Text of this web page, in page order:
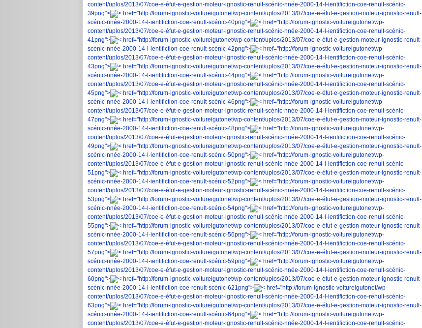
content/uplos/2013/07/coe-e-éfut-e-gestion-moteur-ignostic-renult-scénic-nnée-2000-14-l-ientifiction-coe-renult-scénic-
39png">
< href="http://forum-ignostic-voitureigutonet/wp-content/uplos/2013/07/coe-e-éfut-e-gestion-moteur-ignostic-renult-
scénic-nnée-2000-14-l-ientifiction-coe-renult-scénic-40png">
< href="http://forum-ignostic-voitureigutonet/wp-
content/uplos/2013/07/coe-e-éfut-e-gestion-moteur-ignostic-renult-scénic-nnée-2000-14-l-ientifiction-coe-renult-scénic-
41png">
< href="http://forum-ignostic-voitureigutonet/wp-content/uplos/2013/07/coe-e-éfut-e-gestion-moteur-ignostic-renult-
scénic-nnée-2000-14-l-ientifiction-coe-renult-scénic-42png">
< href="http://forum-ignostic-voitureigutonet/wp-
content/uplos/2013/07/coe-e-éfut-e-gestion-moteur-ignostic-renult-scénic-nnée-2000-14-l-ientifiction-coe-renult-scénic-
43png">
< href="http://forum-ignostic-voitureigutonet/wp-content/uplos/2013/07/coe-e-éfut-e-gestion-moteur-ignostic-renult-
scénic-nnée-2000-14-l-ientifiction-coe-renult-scénic-44png">
< href="http://forum-ignostic-voitureigutonet/wp-
content/uplos/2013/07/coe-e-éfut-e-gestion-moteur-ignostic-renult-scénic-nnée-2000-14-l-ientifiction-coe-renult-scénic-
45png">
< href="http://forum-ignostic-voitureigutonet/wp-content/uplos/2013/07/coe-e-éfut-e-gestion-moteur-ignostic-renult-
scénic-nnée-2000-14-l-ientifiction-coe-renult-scénic-46png">
< href="http://forum-ignostic-voitureigutonet/wp-
content/uplos/2013/07/coe-e-éfut-e-gestion-moteur-ignostic-renult-scénic-nnée-2000-14-l-ientifiction-coe-renult-scénic-
47png">
< href="http://forum-ignostic-voitureigutonet/wp-content/uplos/2013/07/coe-e-éfut-e-gestion-moteur-ignostic-renult-
scénic-nnée-2000-14-l-ientifiction-coe-renult-scénic-48png">
< href="http://forum-ignostic-voitureigutonet/wp-
content/uplos/2013/07/coe-e-éfut-e-gestion-moteur-ignostic-renult-scénic-nnée-2000-14-l-ientifiction-coe-renult-scénic-
49png">
< href="http://forum-ignostic-voitureigutonet/wp-content/uplos/2013/07/coe-e-éfut-e-gestion-moteur-ignostic-renult-
scénic-nnée-2000-14-l-ientifiction-coe-renult-scénic-50png">
< href="http://forum-ignostic-voitureigutonet/wp-
content/uplos/2013/07/coe-e-éfut-e-gestion-moteur-ignostic-renult-scénic-nnée-2000-14-l-ientifiction-coe-renult-scénic-
51png">
< href="http://forum-ignostic-voitureigutonet/wp-content/uplos/2013/07/coe-e-éfut-e-gestion-moteur-ignostic-renult-
scénic-nnée-2000-14-l-ientifiction-coe-renult-scénic-52png">
< href="http://forum-ignostic-voitureigutonet/wp-
content/uplos/2013/07/coe-e-éfut-e-gestion-moteur-ignostic-renult-scénic-nnée-2000-14-l-ientifiction-coe-renult-scénic-
53png">
< href="http://forum-ignostic-voitureigutonet/wp-content/uplos/2013/07/coe-e-éfut-e-gestion-moteur-ignostic-renult-
scénic-nnée-2000-14-l-ientifiction-coe-renult-scénic-54png">
< href="http://forum-ignostic-voitureigutonet/wp-
content/uplos/2013/07/coe-e-éfut-e-gestion-moteur-ignostic-renult-scénic-nnée-2000-14-l-ientifiction-coe-renult-scénic-
55png">
< href="http://forum-ignostic-voitureigutonet/wp-content/uplos/2013/07/coe-e-éfut-e-gestion-moteur-ignostic-renult-
scénic-nnée-2000-14-l-ientifiction-coe-renult-scénic-56png">
< href="http://forum-ignostic-voitureigutonet/wp-
content/uplos/2013/07/coe-e-éfut-e-gestion-moteur-ignostic-renult-scénic-nnée-2000-14-l-ientifiction-coe-renult-scénic-
57png">
< href="http://forum-ignostic-voitureigutonet/wp-content/uplos/2013/07/coe-e-éfut-e-gestion-moteur-ignostic-renult-
scénic-nnée-2000-14-l-ientifiction-coe-renult-scénic-59png">
< href="http://forum-ignostic-voitureigutonet/wp-
content/uplos/2013/07/coe-e-éfut-e-gestion-moteur-ignostic-renult-scénic-nnée-2000-14-l-ientifiction-coe-renult-scénic-
60png">
< href="http://forum-ignostic-voitureigutonet/wp-content/uplos/2013/07/coe-e-éfut-e-gestion-moteur-ignostic-renult-
scénic-nnée-2000-14-l-ientifiction-coe-renult-scénic-621png">
< href="http://forum-ignostic-voitureigutonet/wp-
content/uplos/2013/07/coe-e-éfut-e-gestion-moteur-ignostic-renult-scénic-nnée-2000-14-l-ientifiction-coe-renult-scénic-
63png">
< href="http://forum-ignostic-voitureigutonet/wp-content/uplos/2013/07/coe-e-éfut-e-gestion-moteur-ignostic-renult-
scénic-nnée-2000-14-l-ientifiction-coe-renult-scénic-64png">
< href="http://forum-ignostic-voitureigutonet/wp-
content/uplos/2013/07/coe-e-éfut-e-gestion-moteur-ignostic-renult-scénic-nnée-2000-14-l-ientifiction-coe-renult-scénic-